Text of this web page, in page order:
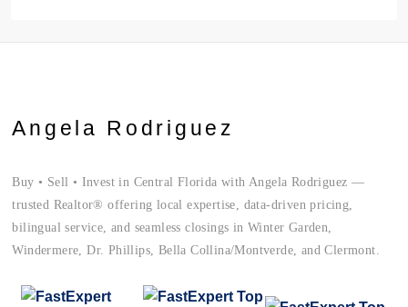
Angela Rodriguez
Buy • Sell • Invest in Central Florida with Angela Rodriguez —
trusted Realtor® offering local expertise, data-driven pricing,
bilingual service, and seamless closings in Winter Garden,
Windermere, Dr. Phillips, Bella Collina/Montverde, and Clermont.